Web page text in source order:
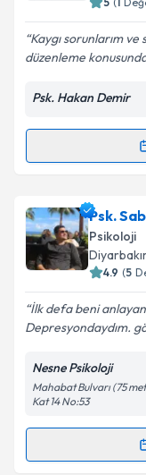
Kişisel
Kaygı sorunlarım ve
düzenleme
Psk. Hakan Demir
Randevu
Psk. Hakan
oluşturun. Size
takvim
Kişisel
Metni'ni
kapsamda
Psk.
Psikoloji
Diyarbakır
4.9 (5
İlk defa beni
Depresyondaydım.
Nesne Psikoloji
Mahabat Bulvarı (75
Kat 14 No:53
Randevu